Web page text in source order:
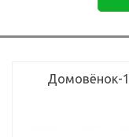
Домовёнок-1